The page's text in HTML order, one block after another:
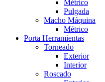
Métrico
Pulgada
Macho Máquina
Métrico
Porta Herramientas
Torneado
Exterior
Interior
Roscado